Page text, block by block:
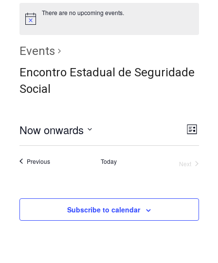
There are no upcoming events.
Events
Encontro Estadual de Seguridade
Social
Event
List
Now onwards
PreviousEvents Today
Next
Subscribe to calendar